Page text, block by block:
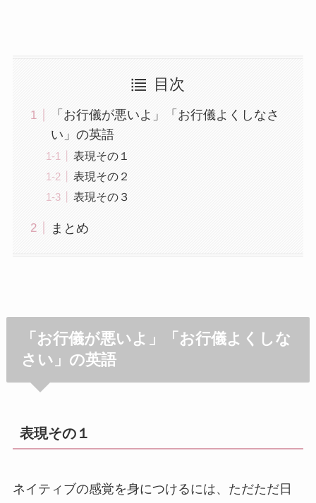
目次
「お行儀が悪いよ」「お行儀よくしなさ
い」の英語
表現その１
表現その２
表現その３
まとめ
「お行儀が悪いよ」「お行儀よくしな
さい」の英語
表現その１
ネイティブの感覚を身につけるには、ただただ日